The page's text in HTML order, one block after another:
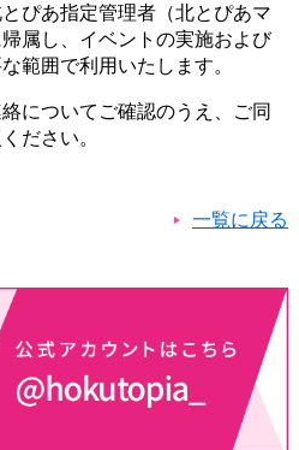
ぴあ指定管理者（北とぴあマ
属し、イベントの実施および
範囲で利用いたします。
についてご確認のうえ、ご同
ださい。
一覧に戻る